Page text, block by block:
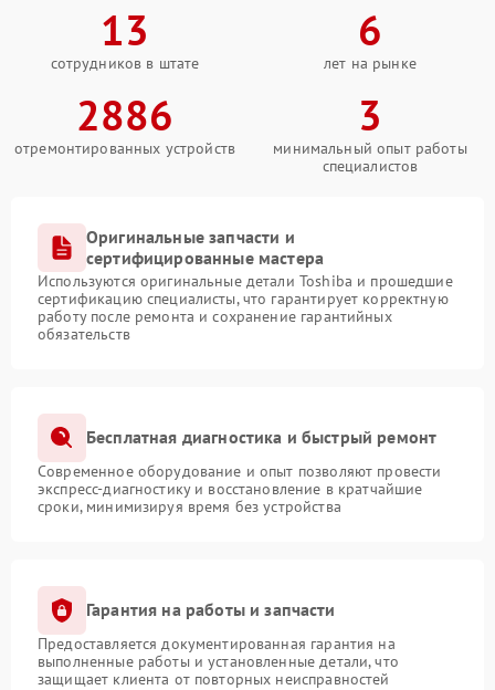
13
сотрудников в штате
6
лет на рынке
2886
отремонтированных устройств
3
минимальный опыт работы
специалистов
Оригинальные запчасти и
сертифицированные мастера
Используются оригинальные детали Toshiba и прошедшие
сертификацию специалисты, что гарантирует корректную
работу после ремонта и сохранение гарантийных
обязательств
Бесплатная диагностика и быстрый ремонт
Современное оборудование и опыт позволяют провести
экспресс-диагностику и восстановление в кратчайшие
сроки, минимизируя время без устройства
Гарантия на работы и запчасти
Предоставляется документированная гарантия на
выполненные работы и установленные детали, что
защищает клиента от повторных неисправностей